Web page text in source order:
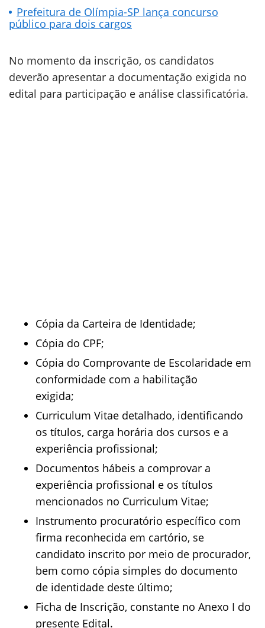
Prefeitura de Olímpia-SP lança concurso
público para dois cargos
No momento da inscrição, os candidatos
deverão apresentar a documentação exigida no
edital para participação e análise classificatória.
Cópia da Carteira de Identidade;
Cópia do CPF;
Cópia do Comprovante de Escolaridade em
conformidade com a habilitação
exigida;
Curriculum Vitae detalhado, identificando
os títulos, carga horária dos cursos e a
experiência profissional;
Documentos hábeis a comprovar a
experiência profissional e os títulos
mencionados no Curriculum Vitae;
Instrumento procuratório específico com
firma reconhecida em cartório, se
candidato inscrito por meio de procurador,
bem como cópia simples do documento
de identidade deste último;
Ficha de Inscrição, constante no Anexo I do
presente Edital.